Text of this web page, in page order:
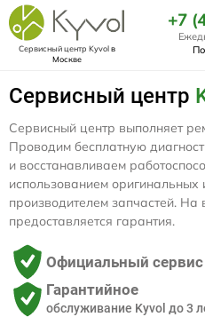
Сервисный центр Kyvolв
Москве
+7
Сервисный центр
Сервисный центр выполняет
Проводим бесплатную
и восстанавливаем
использованием
производителем запчастей.
предоставляется гарантия.
Официальный сервис
Гарантийное
обслуживание Kyvol до 3